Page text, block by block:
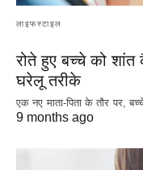
लाइफस्टाइल
रोते हुए बच्चे को
घरेलू तरीके
एक नए माता-पिता के तौर पर,
9 months ago